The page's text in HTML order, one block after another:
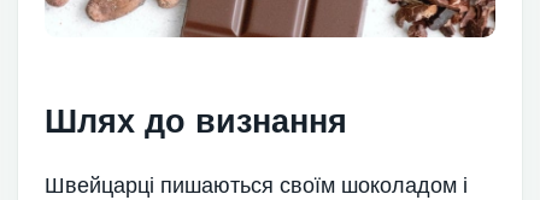
Шлях до визнання
Швейцарці пишаються своїм шоколадом і